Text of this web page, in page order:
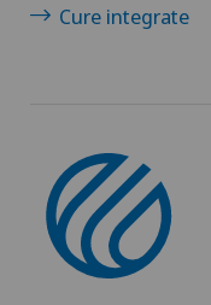
Cure integrate